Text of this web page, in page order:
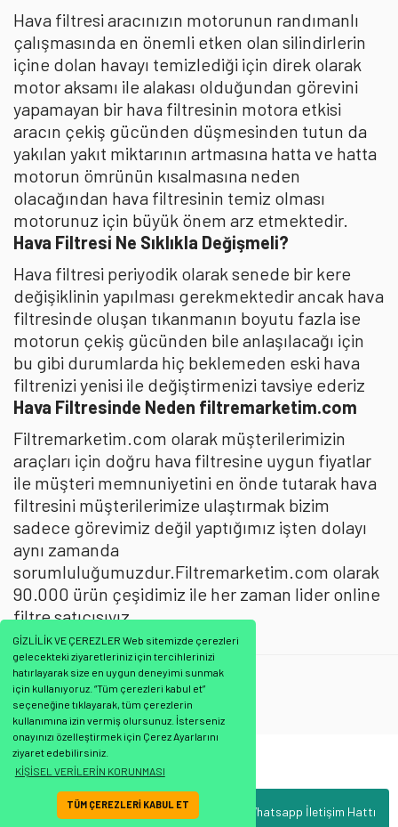
GİZLİLİK VE ÇEREZLER Web sitemizde çerezleri
gelecekteki ziyaretleriniz için tercihlerinizi
hatırlayarak size en uygun deneyimi sunmak
için kullanıyoruz. “Tüm çerezleri kabul et”
seçeneğine tıklayarak, tüm çerezlerin
kullanımına izin vermiş olursunuz. İsterseniz
onayınızı özelleştirmek için Çerez Ayarlarını
ziyaret edebilirsiniz.
KİŞİSEL VERİLERİN KORUNMASI
TÜM ÇEREZLERİ KABUL ET Whatsapp İletişim Hattı
Hava filtresi aracınızın motorunun randımanlı
çalışmasında en önemli etken olan silindirlerin
içine dolan havayı temizlediği için direk olarak
motor aksamı ile alakası olduğundan görevini
yapamayan bir hava filtresinin motora etkisi
aracın çekiş gücünden düşmesinden tutun da
yakılan yakıt miktarının artmasına hatta ve hatta
motorun ömrünün kısalmasına neden
olacağından hava filtresinin temiz olması
motorunuz için büyük önem arz etmektedir.
Hava Filtresi Ne Sıklıkla Değişmeli?
Hava filtresi periyodik olarak senede bir kere
değişiklinin yapılması gerekmektedir ancak hava
filtresinde oluşan tıkanmanın boyutu fazla ise
motorun çekiş gücünden bile anlaşılacağı için
bu gibi durumlarda hiç beklemeden eski hava
filtrenizi yenisi ile değiştirmenizi tavsiye ederiz
Hava Filtresinde Neden filtremarketim.com
Filtremarketim.com olarak müşterilerimizin
araçları için doğru hava filtresine uygun fiyatlar
ile müşteri memnuniyetini en önde tutarak hava
filtresini müşterilerimize ulaştırmak bizim
sadece görevimiz değil yaptığımız işten dolayı
aynı zamanda
sorumluluğumuzdur.Filtremarketim.com olarak
90.000 ürün çeşidimiz ile her zaman lider online
filtre satıcısıyız.
Filtron
Filtre
: Hava Filtresi
Bu ürüne ilk yorumu siz yapın!
Bu ürünün fiyat bilgisi, resim, ürün açıklamalarında ve diğer konularda
yetersiz gördüğünüz noktaları öneri formunu kullanarak tarafımıza
iletebilirsiniz.